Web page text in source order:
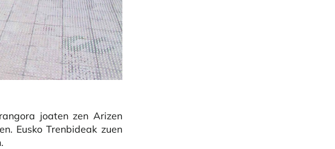
joaten zen Arizen
Eusko Trenbideak zuen